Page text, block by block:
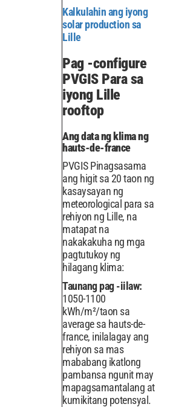
Kalkulahin ang iyong
solar production sa
Lille
Pag -configure
PVGIS Para sa
iyong Lille
rooftop
Ang data ng klima ng
hauts-de-france
PVGIS Pinagsasama
ang higit sa 20 taon ng
kasaysayan ng
meteorological para sa
rehiyon ng Lille, na
matapat na
nakakakuha ng mga
pagtutukoy ng
hilagang klima:
Taunang pag -iilaw:
1050-1100
kWh/m²/taon sa
average sa hauts-de-
france, inilalagay ang
rehiyon sa mas
mababang ikatlong
pambansa ngunit may
mapagsamantalang at
kumikitang potensyal.